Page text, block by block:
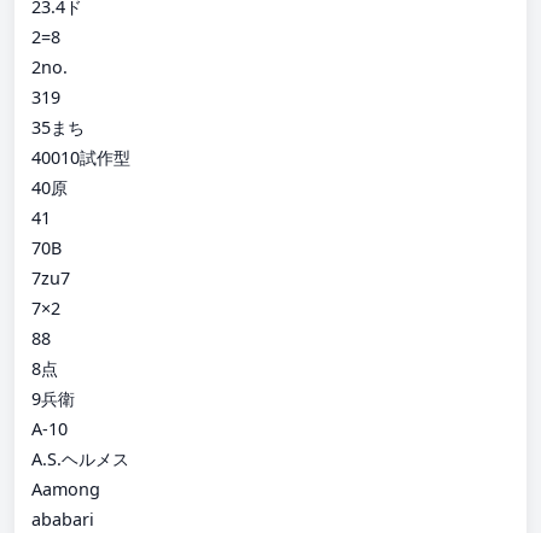
23.4ド
2=8
2no.
319
35まち
40010試作型
40原
41
70B
7zu7
7×2
88
8点
9兵衛
A-10
A.S.ヘルメス
Aamong
ababari